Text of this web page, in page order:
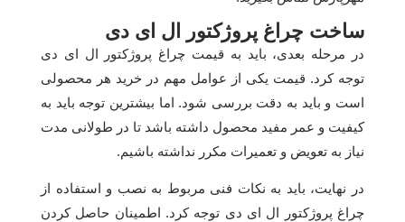
ساخت چراغ پروژکتور ال ای دی
در مرحله بعدی، باید به قیمت چراغ پروژکتور ال ای دی
توجه کرد. قیمت یکی از عوامل مهم در خرید هر محصولی
است و باید به دقت بررسی شود. اما بیشترین توجه باید به
کیفیت و عمر مفید محصول داشته باشد تا در طولانی مدت
نیاز به تعویض و تعمیرات مکرر نداشته باشیم.
در نهایت، باید به نکات فنی مربوط به نصب و استفاده از
چراغ پروژکتور ال ای دی توجه کرد. اطمینان حاصل کردن